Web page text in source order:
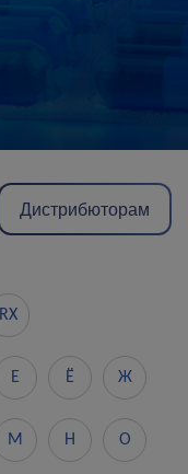
Дистрибюторам
RX
Е Ё Ж
М Н О